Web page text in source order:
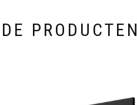
PRODUCTEN